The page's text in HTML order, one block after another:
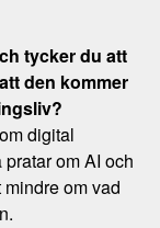
tycker du att
den kommer
digital
om AI och
om vad